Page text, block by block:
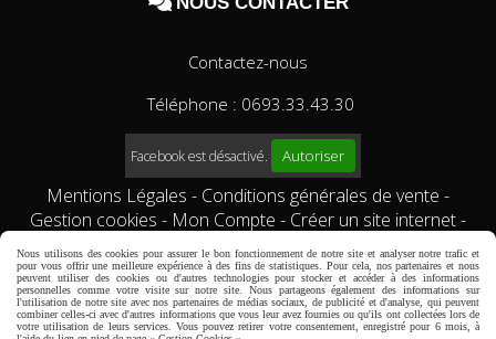
Contactez-nous
Téléphone : 0693.33.43.30
Facebook est désactivé. Autoriser
Mentions Légales
Conditions générales de vente
Gestion cookies
Mon Compte
Créer un site internet
Qui sommes-nous?
Comment commander?
conditions
générales de vente
Nous utilisons des cookies pour assurer le bon fonctionnement de notre site et analyser notre trafic et
pour vous offrir une meilleure expérience à des fins de statistiques. Pour cela, nos partenaires et nous
peuvent utiliser des cookies ou d'autres technologies pour stocker et accéder à des informations
personnelles comme votre visite sur notre site. Nous partageons également des informations sur
l'utilisation de notre site avec nos partenaires de médias sociaux, de publicité et d'analyse, qui peuvent
combiner celles-ci avec d'autres informations que vous leur avez fournies ou qu'ils ont collectées lors de
votre utilisation de leurs services. Vous pouvez retirer votre consentement, enregistré pour 6 mois, à